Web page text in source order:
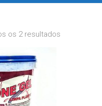
os 2 resultados